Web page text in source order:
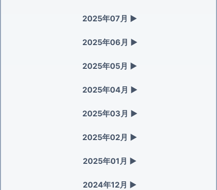
2025年07月 ▶
2025年06月 ▶
2025年05月 ▶
2025年04月 ▶
2025年03月 ▶
2025年02月 ▶
2025年01月 ▶
2024年12月 ▶